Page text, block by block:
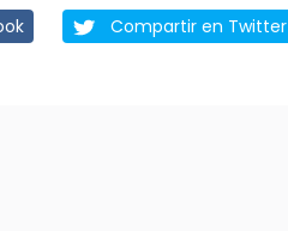
Compartir en Twitter